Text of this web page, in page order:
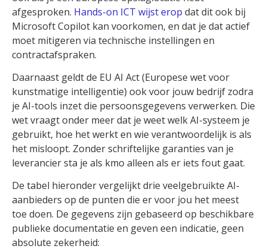
afgesproken. Hands-on ICT wijst erop dat dit ook bij
Microsoft Copilot kan voorkomen, en dat je dat actief
moet mitigeren via technische instellingen en
contractafspraken.
Daarnaast geldt de EU AI Act (Europese wet voor
kunstmatige intelligentie) ook voor jouw bedrijf zodra
je AI-tools inzet die persoonsgegevens verwerken. Die
wet vraagt onder meer dat je weet welk AI-systeem je
gebruikt, hoe het werkt en wie verantwoordelijk is als
het misloopt. Zonder schriftelijke garanties van je
leverancier sta je als kmo alleen als er iets fout gaat.
De tabel hieronder vergelijkt drie veelgebruikte AI-
aanbieders op de punten die er voor jou het meest
toe doen. De gegevens zijn gebaseerd op beschikbare
publieke documentatie en geven een indicatie, geen
absolute zekerheid: